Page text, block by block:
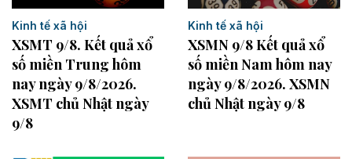
Kinh tế xã hội
XSMT 9/8. Kết quả xổ
số miền Trung hôm
nay ngày 9/8/2026.
XSMT chủ Nhật ngày
9/8
Kinh tế xã hội
XSMN 9/8 Kết quả xổ
số miền Nam hôm nay
ngày 9/8/2026. XSMN
chủ Nhật ngày 9/8